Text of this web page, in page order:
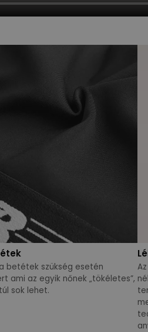
betétek szükség esetén
ami az egyik nőnek „tökéletes”,
sok lehet.